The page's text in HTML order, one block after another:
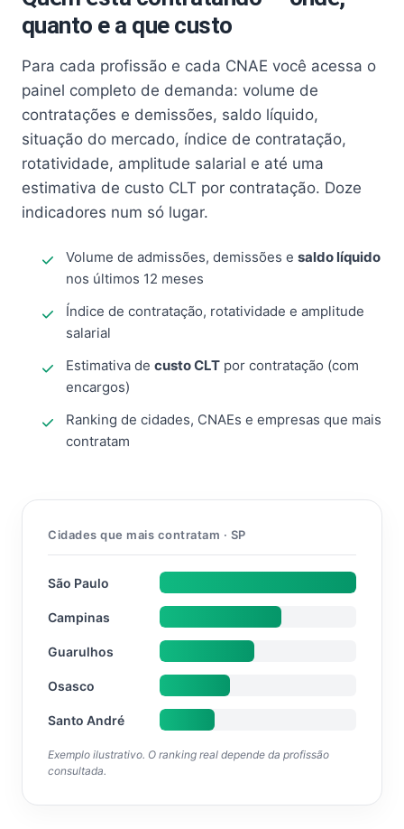
quanto e a que custo
Para cada profissão e cada CNAE você acessa o
painel completo de demanda: volume de
contratações e demissões, saldo líquido,
situação do mercado, índice de contratação,
rotatividade, amplitude salarial e até uma
estimativa de custo CLT por contratação. Doze
indicadores num só lugar.
Volume de admissões, demissões e saldo líquido
nos últimos 12 meses
Índice de contratação, rotatividade e amplitude
salarial
Estimativa de custo CLT por contratação (com
encargos)
Ranking de cidades, CNAEs e empresas que mais
contratam
Cidades que mais contratam · SP
São Paulo
Campinas
Guarulhos
Osasco
Santo André
Exemplo ilustrativo. O ranking real depende da profissão
consultada.